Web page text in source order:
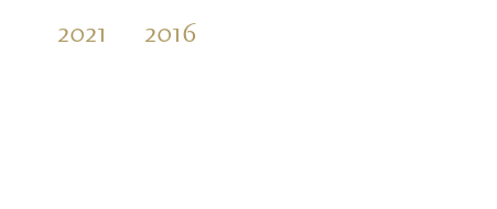
2021
2016